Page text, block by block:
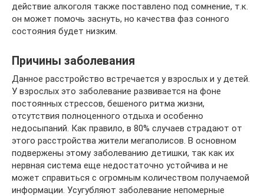
действие алкоголя также поставлено под сомнение, т.к.
он может помочь заснуть, но качества фаз сонного
состояния будет низким.
Причины заболевания
Данное расстройство встречается у взрослых и у детей.
У взрослых это заболевание развивается на фоне
постоянных стрессов, бешеного ритма жизни,
отсутствия полноценного отдыха и особенно
недосыпаний. Как правило, в 80% случаев страдают от
этого расстройства жители мегаполисов. В основном
подвержены этому заболеванию детишки, так как их
нервная система еще недостаточно устойчива и не
может справиться с огромным количеством получаемой
информации. Усугубляют заболевание непомерные